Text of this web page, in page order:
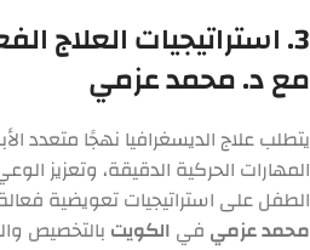
3. استراتيجيات العلاج
مع د. محمد عزمي
يتطلب علاج الديسغرافيا نهجًا متعدد
المهارات الحركية الدقيقة، وتعزيز
الطفل على استراتيجيات تعويضية
محمد عزمي في الكويت بالتخصيص